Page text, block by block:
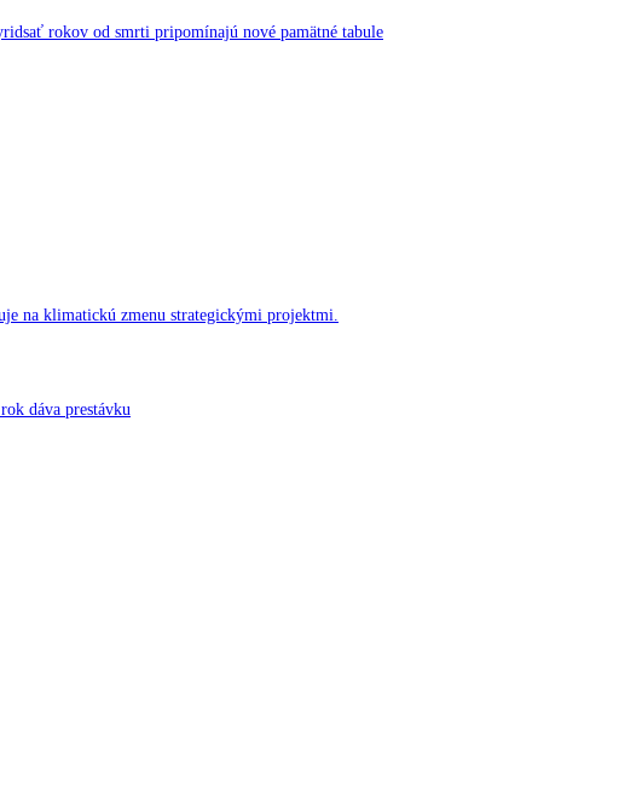
rokov od smrti pripomínajú nové pamätné tabule
na klimatickú zmenu strategickými projektmi.
dáva prestávku